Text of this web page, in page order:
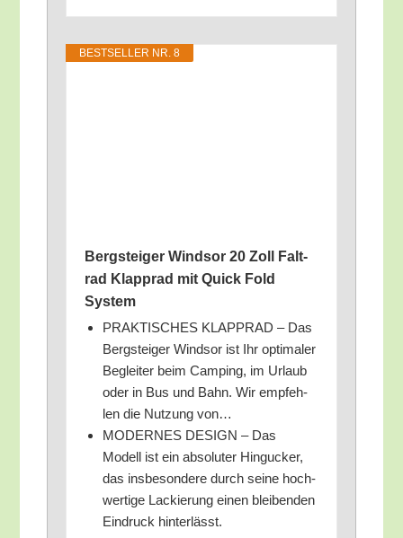
BEST­SEL­LER NR. 8
Berg­stei­ger Wind­sor 20 Zoll Falt­
rad Klapp­rad mit Quick Fold
System
PRAKTISCHES KLAPPRAD – Das
Berg­stei­ger Wind­sor ist Ihr opti­ma­ler
Beglei­ter beim Cam­ping, im Urlaub
oder in Bus und Bahn. Wir emp­feh­
len die Nut­zung von…
MODERNES DESIGN – Das
Modell ist ein abso­lu­ter Hin­gu­cker,
das ins­be­son­de­re durch sei­ne hoch­
wer­ti­ge Lackie­rung einen blei­ben­den
Ein­druck hinterlässt.